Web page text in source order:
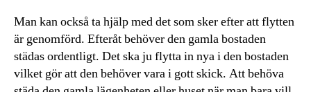
Man kan också ta hjälp med det som sker efter att flytten
är genomförd. Efteråt behöver den gamla bostaden
städas ordentligt. Det ska ju flytta in nya i den bostaden
vilket gör att den behöver vara i gott skick. Att behöva